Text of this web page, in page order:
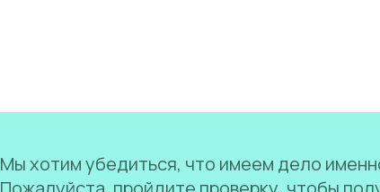
Мы хотим убедиться, что имеем дело